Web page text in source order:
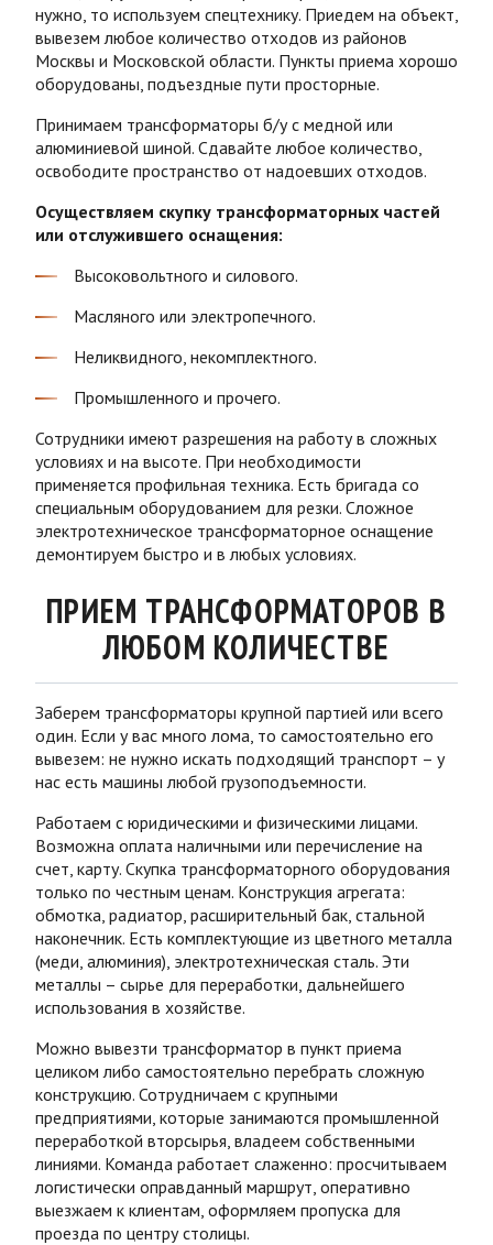
нужно, то используем спецтехнику. Приедем на объект,
вывезем любое количество отходов из районов
Москвы и Московской области. Пункты приема хорошо
оборудованы, подъездные пути просторные.
Принимаем трансформаторы б/ус медной или
алюминиевой шиной. Сдавайте любое количество,
освободите пространство от надоевших отходов.
Осуществляем скупку трансформаторных частей
или отслужившего оснащения:
Высоковольтного и силового.
Масляного или электропечного.
Неликвидного, некомплектного.
Промышленного и прочего.
Сотрудники имеют разрешения на работу в сложных
условиях и на высоте. При необходимости
применяется профильная техника. Есть бригада со
специальным оборудованием для резки. Сложное
электротехническое трансформаторное оснащение
демонтируем быстро и в любых условиях.
ПРИЕМ ТРАНСФОРМАТОРОВ В
ЛЮБОМ КОЛИЧЕСТВЕ
Заберем трансформаторы крупной партией или всего
один. Если у вас многолома, то самостоятельно его
вывезем: не нужно искать подходящий транспорт – у
нас есть машины любой грузоподъемности.
Работаем с юридическими и физическими лицами.
Возможна оплата наличными или перечисление на
счет, карту. Скупка трансформаторного оборудования
только по честным ценам. Конструкция агрегата:
обмотка, радиатор, расширительный бак, стальной
наконечник. Есть комплектующие из цветного металла
(меди, алюминия), электротехническая сталь. Эти
металлы – сырье для переработки, дальнейшего
использования в хозяйстве.
Можно вывезти трансформатор в пункт приема
целиком либо самостоятельно перебрать сложную
конструкцию. Сотрудничаем с крупными
предприятиями, которые занимаются промышленной
переработкой вторсырья, владеем собственными
линиями. Команда работает слаженно: просчитываем
логистически оправданный маршрут, оперативно
выезжаем к клиентам, оформляем пропуска для
проезда по центру столицы.